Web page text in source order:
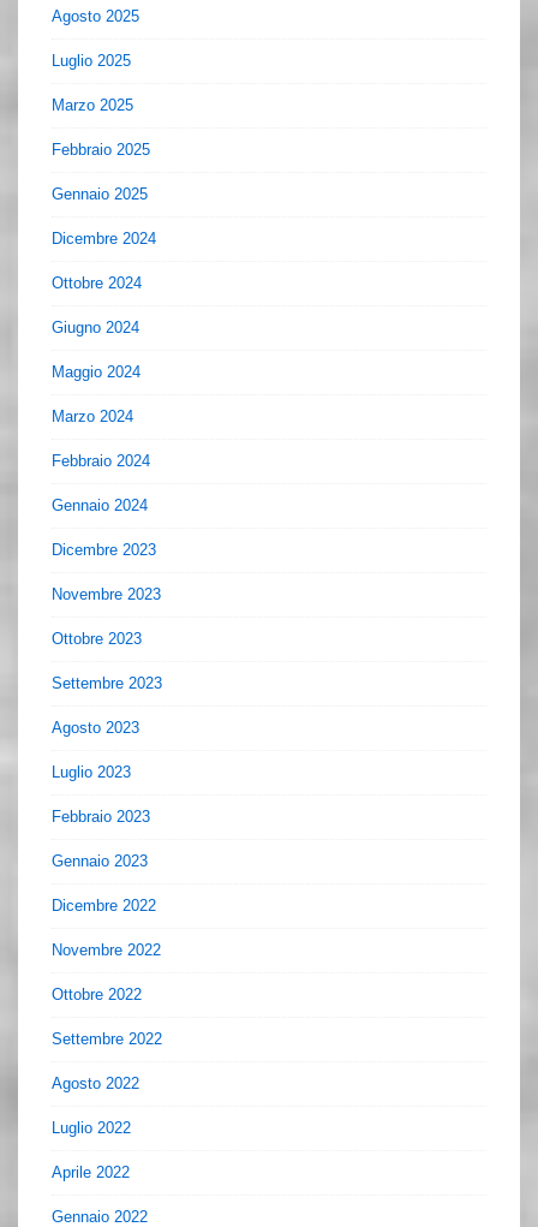
Agosto 2025
Luglio 2025
Marzo 2025
Febbraio 2025
Gennaio 2025
Dicembre 2024
Ottobre 2024
Giugno 2024
Maggio 2024
Marzo 2024
Febbraio 2024
Gennaio 2024
Dicembre 2023
Novembre 2023
Ottobre 2023
Settembre 2023
Agosto 2023
Luglio 2023
Febbraio 2023
Gennaio 2023
Dicembre 2022
Novembre 2022
Ottobre 2022
Settembre 2022
Agosto 2022
Luglio 2022
Aprile 2022
Gennaio 2022